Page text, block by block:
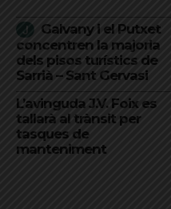
Galvany i el Putxet
concentren la majoria
dels pisos turístics de
Sarrià – Sant Gervasi
L’avinguda J.V. Foix es
tallarà al trànsit per
tasques de
manteniment